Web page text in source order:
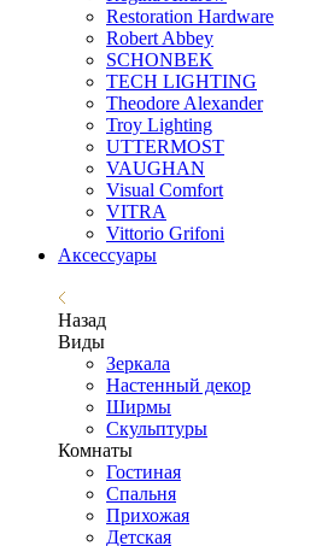
Restoration Hardware
Robert Abbey
SCHONBEK
TECH LIGHTING
Theodore Alexander
Troy Lighting
UTTERMOST
VAUGHAN
Visual Comfort
VITRA
Vittorio Grifoni
Аксессуары
Назад
Виды
Зеркала
Настенный декор
Ширмы
Скульптуры
Комнаты
Гостиная
Спальня
Прихожая
Детская